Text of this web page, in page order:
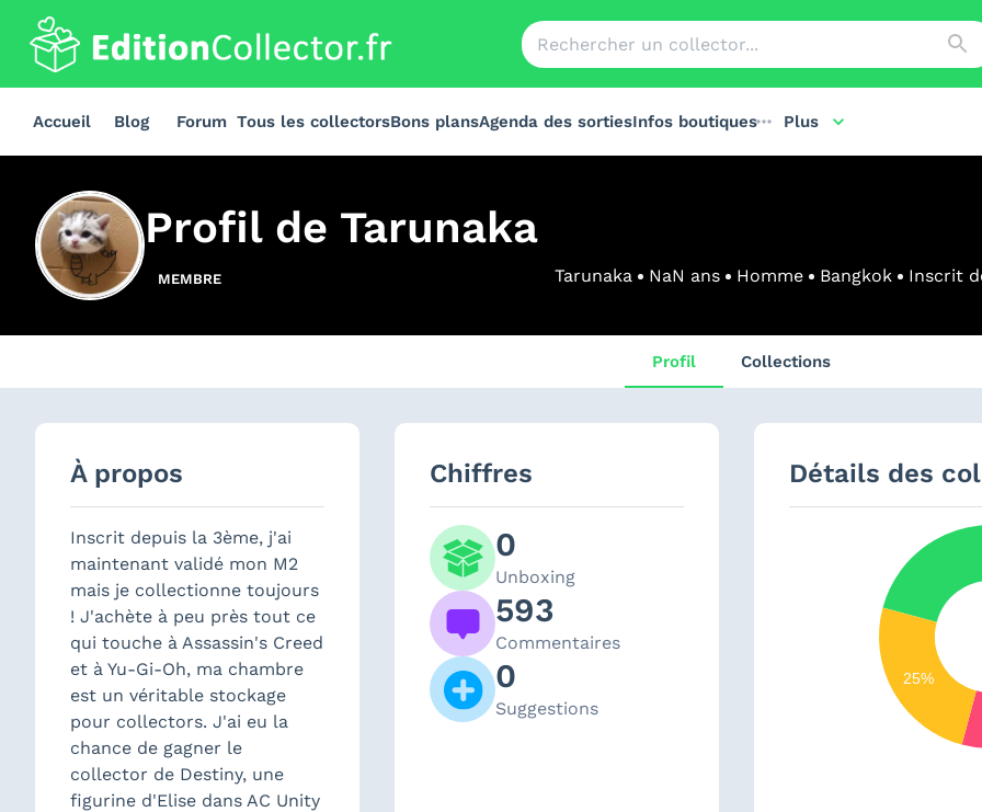
Accueil Blog Forum Tous les collectorsBons plansAgenda des sortiesInfos boutiques Plus
Profil de Tarunaka
MEMBRE Tarunaka NaN ans Homme Bangkok Inscrit
Profil Collections
À propos
Inscrit depuis la 3ème, j'ai
maintenant validé mon M2
mais je collectionne toujours
! J'achète à peu près tout ce
qui touche à Assassin's Creed
et à Yu-Gi-Oh, ma chambre
est un véritable stockage
pour collectors. J'ai eu la
chance de gagner le
collector de Destiny, une
figurine d'Elise dans AC Unity
Chiffres
0
Unboxing
593
Commentaires
0
Suggestions
Détails des
25%